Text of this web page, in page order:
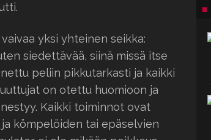
yksi yhteinen seikka:
siedettävää, siinä missä itse
peliin pikkutarkasti ja kaikki
on otettu huomioon ja
Kaikki toiminnot ovat
kömpelöiden tai epäselvien